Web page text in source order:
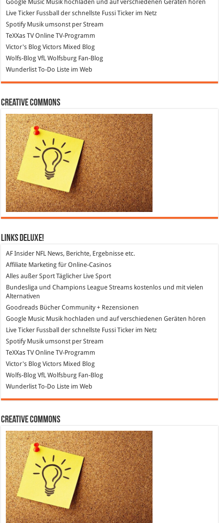
Google Music Musik hochladen und auf verschiedenen Geräten hören
Live Ticker Fussball
der schnellste Fussi Ticker im Netz
SpotifyMusik umsonst per Stream
TeXXas TVOnline TV-Programm
Victor's Blog Victors Mixed Blog
Wolfs-Blog VfL Wolfsburg Fan-Blog
WunderlistTo-Do Liste im Web
Creative Commons
Links DeLuXe!
AF Insider NFL News, Berichte, Ergebnisse etc.
Affiliate Marketing für Online-Casinos
Alles außer Sport Täglicher Live Sport
Bundesliga und Champions League Streams kostenlos und mit vielen
Alternativen
Goodreads Bücher Community + Rezensionen
Google Music Musik hochladen und auf verschiedenen Geräten hören
Live Ticker Fussball der schnellste Fussi Ticker im Netz
SpotifyMusik umsonst per Stream
TeXXas TVOnline TV-Programm
Victor's Blog Victors Mixed Blog
Wolfs-Blog VfL Wolfsburg Fan-Blog
Wunderlist To-Do Liste im Web
Creative Commons